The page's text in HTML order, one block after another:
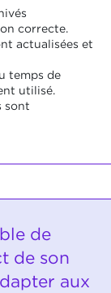
correcte.
actualisées et
temps de
utilisé.
sont
de
de son
aux